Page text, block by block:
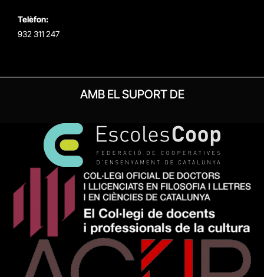
Telèfon:
932 311 247
AMB EL SUPORT DE